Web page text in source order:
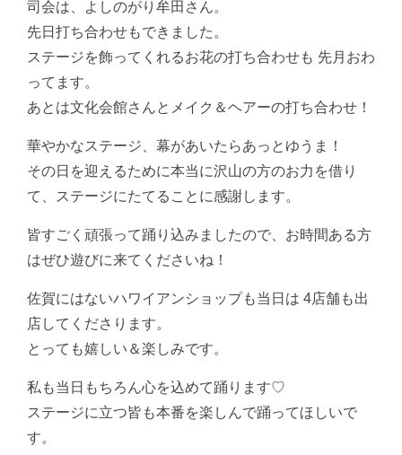
司会は、よしのがり牟田さん。
先日打ち合わせもできました。
ステージを飾ってくれるお花の打ち合わせも 先月おわ
ってます。
あとは文化会館さんとメイク＆ヘアーの打ち合わせ！
華やかなステージ、幕があいたらあっとゆうま！
その日を迎えるために本当に沢山の方のお力を借り
て、ステージにたてることに感謝します。
皆すごく頑張って踊り込みましたので、お時間ある方
はぜひ遊びに来てくださいね！
佐賀にはないハワイアンショップも当日は 4店舗も出
店してくださります。
とっても嬉しい＆楽しみです。
私も当日もちろん心を込めて踊ります♡
ステージに立つ皆も本番を楽しんで踊ってほしいで
す。